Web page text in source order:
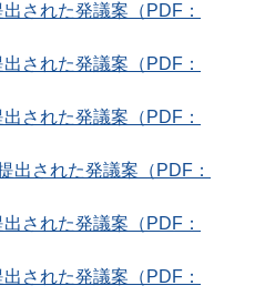
された発議案（PDF：
された発議案（PDF：
された発議案（PDF：
出された発議案（PDF：
された発議案（PDF：
された発議案（PDF：